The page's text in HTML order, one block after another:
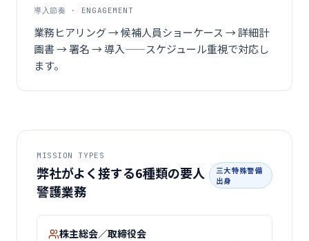
導入節奏 · ENGAGEMENT
業務ヒアリング → 候補人員ショーケース → 詳細計
画書 → 署名 → 導入——スケジュール重視で対応し
ます。
MISSION TYPES
弊社がよく接する6種類の要人
警護業務
三大特殊警備
出身
株主総会／取締役会